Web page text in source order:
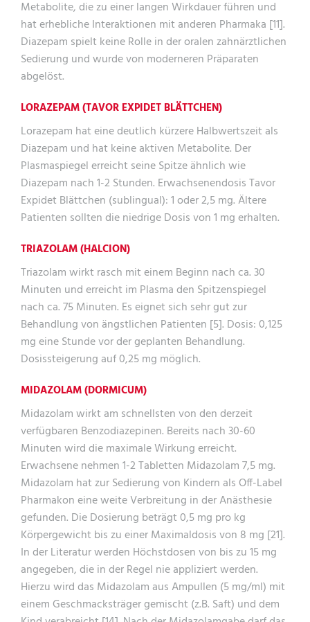
Metabolite, die zu einer langen Wirkdauer führen und
hat erhebliche Interaktionen mit anderen Pharmaka [11].
Diazepam spielt keine Rolle in der oralen zahnärztlichen
Sedierung und wurde von moderneren Präparaten
abgelöst.
LORAZEPAM (TAVOR EXPIDET BLÄTTCHEN)
Lorazepam hat eine deutlich kürzere Halbwertszeit als
Diazepam und hat keine aktiven Metabolite. Der
Plasmaspiegel erreicht seine Spitze ähnlich wie
Diazepam nach 1-2 Stunden. Erwachsenendosis Tavor
Expidet Blättchen (sublingual): 1 oder 2,5 mg. Ältere
Patienten sollten die niedrige Dosis von 1 mg erhalten.
TRIAZOLAM (HALCION)
Triazolam wirkt rasch mit einem Beginn nach ca. 30
Minuten und erreicht im Plasma den Spitzenspiegel
nach ca. 75 Minuten. Es eignet sich sehr gut zur
Behandlung von ängstlichen Patienten [5]. Dosis: 0,125
mg eine Stunde vor der geplanten Behandlung.
Dosissteigerung auf 0,25 mg möglich.
MIDAZOLAM (DORMICUM)
Midazolam wirkt am schnellsten von den derzeit
verfügbaren Benzodiazepinen. Bereits nach 30-60
Minuten wird die maximale Wirkung erreicht.
Erwachsene nehmen 1-2 Tabletten Midazolam 7,5 mg.
Midazolam hat zur Sedierung von Kindern als Off-Label
Pharmakon eine weite Verbreitung in der Anästhesie
gefunden. Die Dosierung beträgt 0,5 mg pro kg
Körpergewicht bis zu einer Maximaldosis von 8 mg [21].
In der Literatur werden Höchstdosen von bis zu 15 mg
angegeben, die in der Regel nie appliziert werden.
Hierzu wird das Midazolam aus Ampullen (5 mg/ml) mit
einem Geschmacksträger gemischt (z.B. Saft) und dem